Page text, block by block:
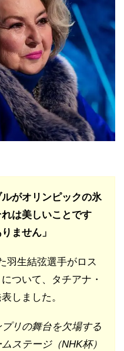
がオリンピックの氷
れは美しいことです
ません」
羽生結弦選手がロス
ついて、タチアナ・
しました。
リの舞台を欠場する
ステージ（NHK杯）